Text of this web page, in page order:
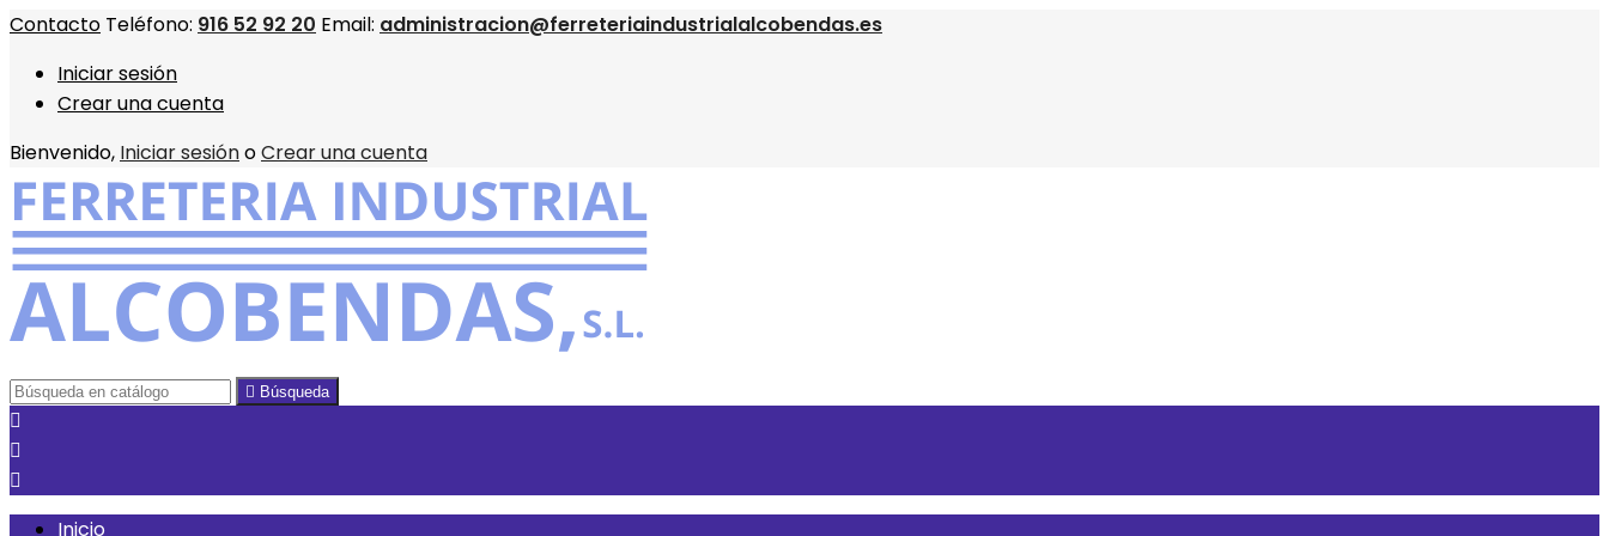
Contacto Teléfono: 916 52 92 20 Email: administracion@ferreteriaindustrialalcobendas.es
Iniciar sesión
Crear una cuenta
Bienvenido, Iniciar sesiónoCrear una cuenta
 Búsqueda



Inicio